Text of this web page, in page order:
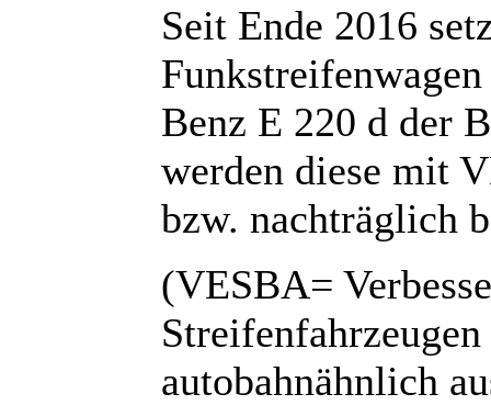
Seit Ende 2016
Benz E 220 d der
werden diese mit
bzw. nachträglich
(VESBA=
autobahnähnlich